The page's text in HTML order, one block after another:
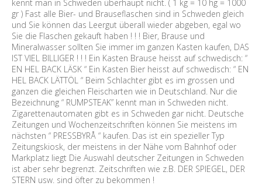
kennt man in Schweden überhaupt nicht. ( 1 kg = 10 hg = 1000
gr ) Fast alle Bier- und Brauseflaschen sind in Schweden gleich
und Sie können das Leergut überall wieder abgeben, egal wo
Sie die Flaschen gekauft haben ! ! ! Bier, Brause und
Mineralwasser sollten Sie immer im ganzen Kasten kaufen, DAS
IST VIEL BILLIGER ! ! ! Ein Kasten Brause heisst auf schwedisch: “
EN HEL BACK LÄSK “ Ein Kasten Bier heisst auf schwedisch: “ EN
HEL BACK LÄTTÖL “ Beim Schlachter gibt es im grossen und
ganzen die gleichen Fleischarten wie in Deutschland. Nur die
Bezeichnung “ RUMPSTEAK” kennt man in Schweden nicht.
Zigarettenautomaten gibt es in Schweden gar nicht. Deutsche
Zeitungen und Wochenzeitschriften können Sie meistens im
nächsten “ PRESSBYRÅ “ kaufen. Das ist ein spezieller Typ
Zeitungskiosk, der meistens in der Nähe vom Bahnhof oder
Markplatz liegt Die Auswahl deutscher Zeitungen in Schweden
ist aber sehr begrenzt. Zeitschriften wie z.B. DER SPIEGEL, DER
STERN usw. sind öfter zu bekommen !